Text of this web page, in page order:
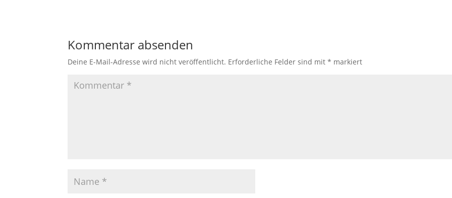
Kommentar absenden
Deine E-Mail-Adresse wird nicht veröffentlicht. Erforderliche Felder sind mit* markiert